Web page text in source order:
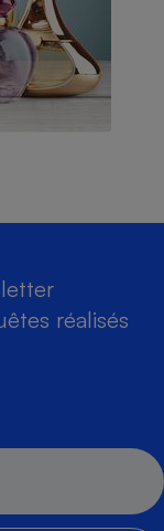
réalisés